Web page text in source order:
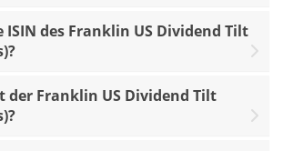
des Franklin US Dividend Tilt
der Franklin US Dividend Tilt